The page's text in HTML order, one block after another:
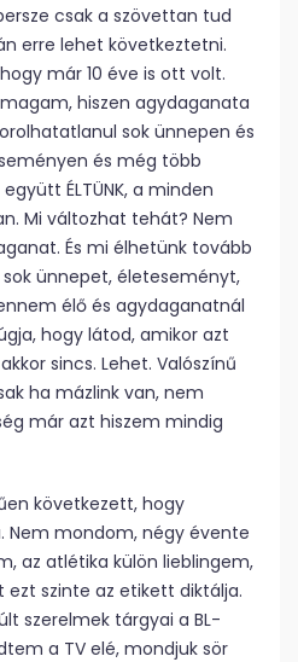
csak a szövettan tud
erre lehet következtetni.
már 10 éve is ott volt.
hiszen agydaganata
sok ünnepen és
és még több
ÉLTÜNK, a minden
Mi változhat tehát? Nem
És mi élhetünk tovább
ünnepet, életeseményt,
élő és agydaganatnál
hogy látod, amikor azt
sincs. Lehet. Valószínű
ha mázlink van, nem
már azt hiszem mindig
következett, hogy
Nem mondom, négy évente
az atlétika külön lieblingem,
szinte az etikett diktálja.
szerelmek tárgyai a BL-
a TV elé, mondjuk sör